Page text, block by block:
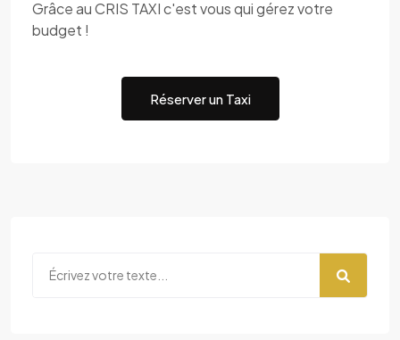
Grâce au CRIS TAXI c'est vous qui gérez votre
budget !
Réserver un Taxi